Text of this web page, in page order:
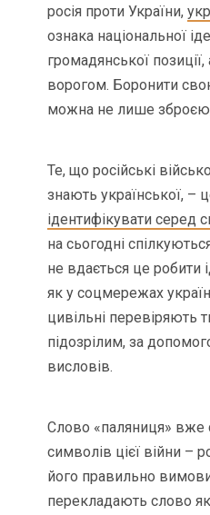
росія проти України,
ознака національної
громадянської
ворогом. Боронити
можна не лише
Те, що російські
знають української, –
ідентифікувати серед
на сьогодні
не вдається це робити
як у соцмережах
цивільні перевіряють
підозрілим, за
висловів.
Слово «паляниця» вже
символів цієї війни –
його правильно
перекладають слово